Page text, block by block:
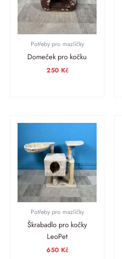
Potřeby pro mazlíčky
Domeček pro kočku
250 Kč
Potřeby pro mazlíčky
Škrabadlo pro kočky
LeoPet
650 Kč